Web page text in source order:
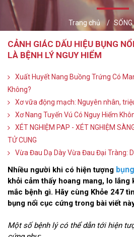
Trang chủ SỐNG
CẢNH GIÁC DẤU HIỆU BỤNG
LÀ BỆNH LÝ NGUY HIỂM
Xuất Huyết Nang Buồng Trứng Có
Không?
Xơ vữa động mạch: Nguyên nhân,
Xơ Nang Tuyến Vú Có Nguy Hiểm
XÉT NGHIỆM PAP - XÉT NGHIỆM
TỬ CUNG
Vừa Đau Dạ Dày Vừa Đau Đại Tràng:
Nhiều người khi có hiện tượng
khỏi cảm thấy hoang mang, lo lắng
mắc bệnh gì. Hãy cùng Khỏe 247
bụng nổi cục cứng trong bài viết
Một số bệnh lý có thể dẫn tới hiện